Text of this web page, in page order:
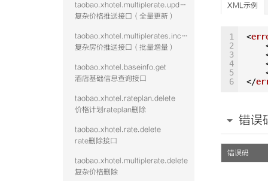
taobao.xhotel.multiplerate.update
复杂价格推送接口（全量更新）
taobao.xhotel.multiplerates.increment
复杂房价推送接口（批量增量）
taobao.xhotel.baseinfo.get
酒店基础信息查询接口
taobao.xhotel.rateplan.delete
价格计划rateplan删除
taobao.xhotel.rate.delete
rate删除接口
taobao.xhotel.multiplerate.delete
复杂价格删除
XML示例
1
2
3
4
5
6
<
</
错误
错误码